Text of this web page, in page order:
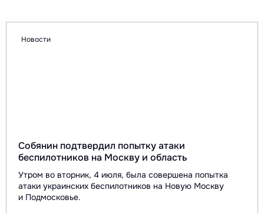
Новости
Собянин подтвердил попытку атаки
беспилотников на Москву и область
Утром во вторник, 4 июля, была совершена попытка
атаки украинских беспилотников на Новую Москву
и Подмосковье.